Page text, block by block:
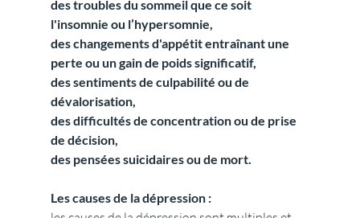
des troubles du sommeil que ce soit
l'insomnie ou l’hypersomnie,
des changements d'appétit entraînant une
perte ou un gain de poids significatif,
des sentiments de culpabilité ou de
dévalorisation,
des difficultés de concentration ou de prise
de décision,
des pensées suicidaires ou de mort.
Les causes de la dépression :